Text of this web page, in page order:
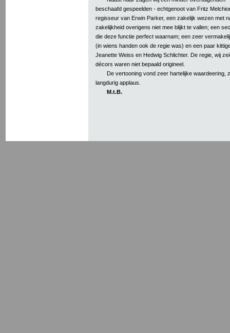
beschaafd gespeelden - echtgenoot van Fritz
regisseur van Erwin Parker, een zakelijk wezen met
zakelijkheid overigens niet mee blijkt te vallen; een
die deze functie perfect waarnam; een zeer
(in wiens handen ook de regie was) en een paar
Jeanette Weiss en Hedwig Schlichter. De regie, wij
décors waren niet bepaald origineel.
De vertooning vond zeer hartelijke waardeering,
langdurig applaus.
M.t.B.